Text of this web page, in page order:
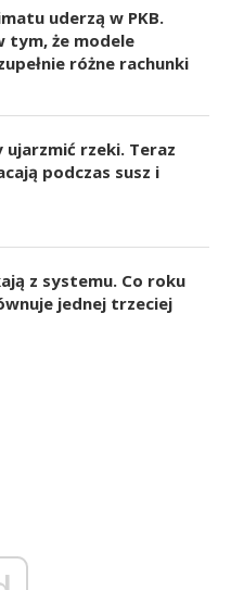
uderzą w PKB.
tym, że modele
różne rachunki
ujarzmić rzeki. Teraz
podczas susz i
z systemu. Co roku
jednej trzeciej